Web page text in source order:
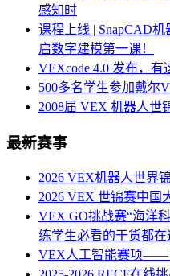
感知时
课程上线 | SnapCAD
启数字建模第一课！
VEXcode 4.0 发布，有
500多名学生参加戴尔
2008届 VEX 机器人世
最新赛事
2026 VEX机器人世界
2026 VEX 世锦赛中国
VEX GO挑战赛“海洋
练学生必看的干货都在
VEX人工智能赛项——